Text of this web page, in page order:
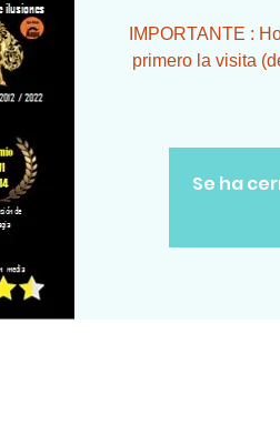
IMPORTANTE :
primero la visita
Se ha